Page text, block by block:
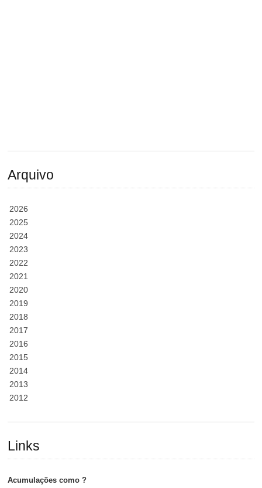
Arquivo
2026
2025
2024
2023
2022
2021
2020
2019
2018
2017
2016
2015
2014
2013
2012
Links
Acumulações como ?